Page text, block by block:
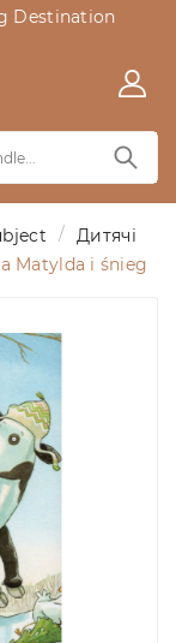
Destination
Дитячі
Matylda i śnieg